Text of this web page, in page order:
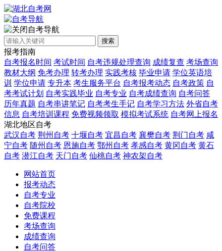
自考导航
搜索
报考指南
自考报名时间 考试时间 自考违规处理查询 成绩复查 考场查询
教材大纲 免考办理 转考办理 实践考核 毕业申请 学位英语培
训 学位申请 专升本 考生服务平台 自考报考动态 自考政策 自
考考试计划 自考实践毕业 自考专业 自考成绩查询 自考问答
历年真题 自考串讲笔记 自考考生手记 自考学习方法 外省自考
信息 自考培训课程 免费视频领取 模拟考试系统 自考网上报名
湖北地区自考
武汉自考 荆州自考 十堰自考 宜昌自考 襄樊自考 荆门自考 咸
宁自考 随州自考 恩施自考 鄂州自考 孝感自考 黄冈自考 黄石
自考 潜江自考 天门自考 仙桃自考 神农架自考
网站首页
报考动态
自考专业
自考院校
免费课程
考场查询
成绩查询
自考问答